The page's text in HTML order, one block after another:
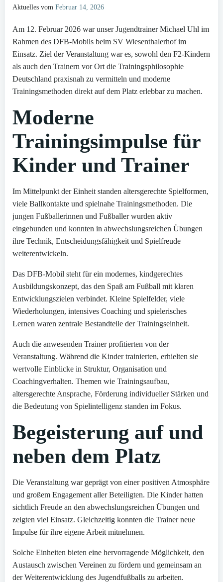
Aktuelles vom Februar 14, 2026
Am 12. Februar 2026 war unser Jugendtrainer Michael Uhl im
Rahmen des DFB-Mobils beim SV Wiesenthalerhof im
Einsatz. Ziel der Veranstaltung war es, sowohl den F2-Kindern
als auch den Trainern vor Ort die Trainingsphilosophie
Deutschland praxisnah zu vermitteln und moderne
Trainingsmethoden direkt auf dem Platz erlebbar zu machen.
Moderne
Trainingsimpulse für
Kinder und Trainer
Im Mittelpunkt der Einheit standen altersgerechte Spielformen,
viele Ballkontakte und spielnahe Trainingsmethoden. Die
jungen Fußballerinnen und Fußballer wurden aktiv
eingebunden und konnten in abwechslungsreichen Übungen
ihre Technik, Entscheidungsfähigkeit und Spielfreude
weiterentwickeln.
Das DFB-Mobil steht für ein modernes, kindgerechtes
Ausbildungskonzept, das den Spaß am Fußball mit klaren
Entwicklungszielen verbindet. Kleine Spielfelder, viele
Wiederholungen, intensives Coaching und spielerisches
Lernen waren zentrale Bestandteile der Trainingseinheit.
Auch die anwesenden Trainer profitierten von der
Veranstaltung. Während die Kinder trainierten, erhielten sie
wertvolle Einblicke in Struktur, Organisation und
Coachingverhalten. Themen wie Trainingsaufbau,
altersgerechte Ansprache, Förderung individueller Stärken und
die Bedeutung von Spielintelligenz standen im Fokus.
Begeisterung auf und
neben dem Platz
Die Veranstaltung war geprägt von einer positiven Atmosphäre
und großem Engagement aller Beteiligten. Die Kinder hatten
sichtlich Freude an den abwechslungsreichen Übungen und
zeigten viel Einsatz. Gleichzeitig konnten die Trainer neue
Impulse für ihre eigene Arbeit mitnehmen.
Solche Einheiten bieten eine hervorragende Möglichkeit, den
Austausch zwischen Vereinen zu fördern und gemeinsam an
der Weiterentwicklung des Jugendfußballs zu arbeiten.